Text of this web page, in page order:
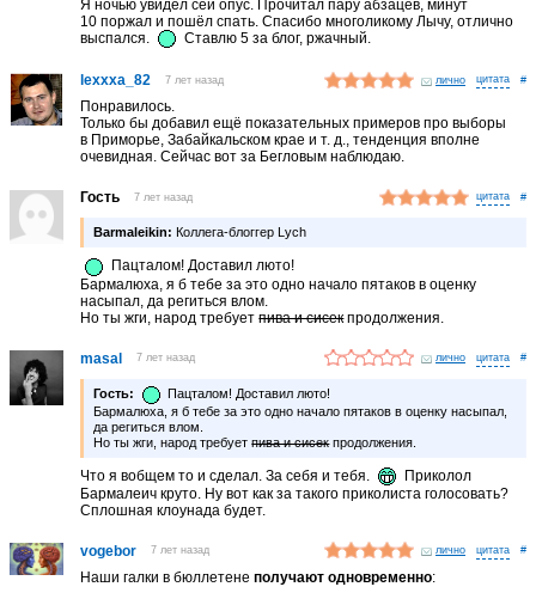
Я ночью увидел сей опус. Прочитал пару абзацев, минут
10 поржал и пошёл спать. Спасибо многоликому Лычу, отлично
выспался.
Ставлю 5 за блог, ржачный.
lexxxa_82 7 лет назад лично #
Понравилось.
Только бы добавил ещё показательных примеров про выборы
в Приморье, Забайкальском крае и т. д., тенденция вполне
очевидная. Сейчас вот за Бегловым наблюдаю.
Гость 7 лет назад #
Barmaleikin: Коллега-блоггер Lych
Пацталом! Доставил люто!
Бармалюха, я б тебе за это одно начало пятаков в оценку
насыпал, да региться влом.
Но ты жги, народ требуетпива и сисекпродолжения.
masal 7 лет назад лично #
Гость:
Пацталом! Доставил люто!
Бармалюха, я б тебе за это одно начало пятаков в оценку насыпал,
да региться влом.
Но ты жги, народ требуетпива и сисекпродолжения.
Что я вобщем то и сделал. За себя и тебя.
Приколол
Бармалеич круто. Ну вот как за такого приколиста голосовать?
Сплошная клоунада будет.
vogebor 7 лет назад лично #
Наши галки в бюллетенеполучают одновременно: